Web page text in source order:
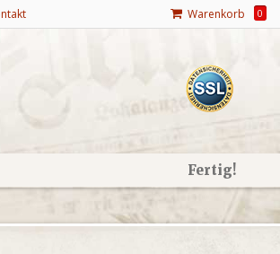
Warenkorb 0
Fertig!